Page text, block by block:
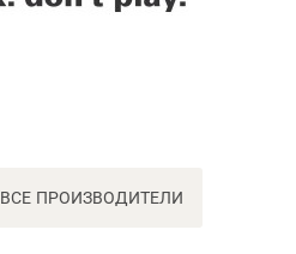
ВСЕ ПРОИЗВОДИТЕЛИ